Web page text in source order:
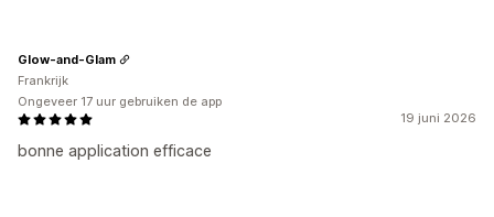
19 juni 2026
bonne application efficace
Glow-and-Glam
Frankrijk
Ongeveer 17 uur gebruiken de app